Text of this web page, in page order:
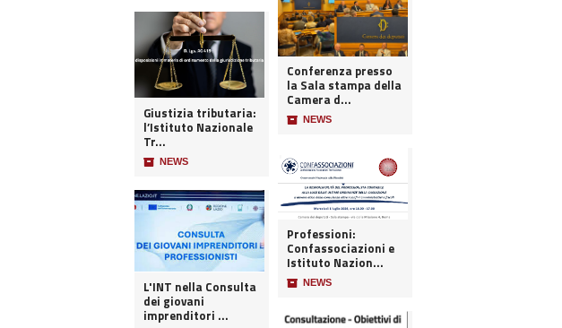
Giustizia tributaria:
l’Istituto Nazionale
Tr...
📦 NEWS
L'INT nella Consulta
dei giovani
imprenditori ...
Conferenza presso
la Sala stampa della
Camera d...
📦 NEWS
Professioni:
Confassociazioni e
Istituto Nazion...
📦 NEWS